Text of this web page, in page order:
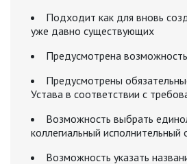
Подходит как для вновь
уже давно существующих
Предусмотрена
Предусмотрены
Устава в соответствии с
Возможность выбрать
коллегиальный исполнительный
Возможность указать